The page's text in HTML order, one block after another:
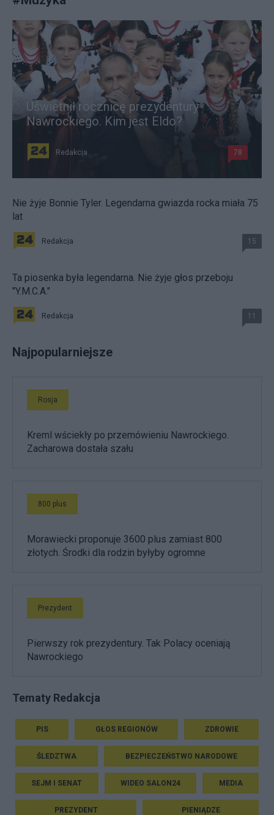
Uświetnił rocznicę prezydentury
Nawrockiego. Kim jest Eldo?
Redakcja 78
Nie żyje Bonnie Tyler. Legendarna gwiazda rocka miała 75
lat
Redakcja 15
Ta piosenka była legendarna. Nie żyje głos przeboju
"Y.M.C.A."
Redakcja 11
Najpopularniejsze
Rosja
Kreml wściekły po przemówieniu Nawrockiego.
Zacharowa dostała szału
800 plus
Morawiecki proponuje 3600 plus zamiast 800
złotych. Środki dla rodzin byłyby ogromne
Prezydent
Pierwszy rok prezydentury. Tak Polacy oceniają
Nawrockiego
Tematy Redakcja
PIS GŁOS REGIONÓW ZDROWIE
ŚLEDZTWA BEZPIECZEŃSTWO NARODOWE
SEJM I SENAT WIDEO SALON24 MEDIA
PREZYDENT PIENIĄDZE